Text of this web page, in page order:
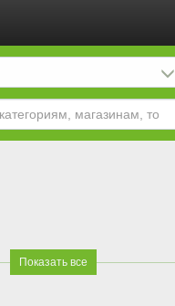
Показать все